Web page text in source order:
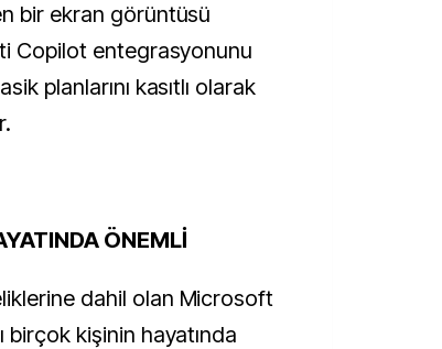
bir ekran görüntüsü
Copilot entegrasyonunu
planlarını kasıtlı olarak
ÖNEMLİ
dahil olan Microsoft
birçok kişinin hayatında